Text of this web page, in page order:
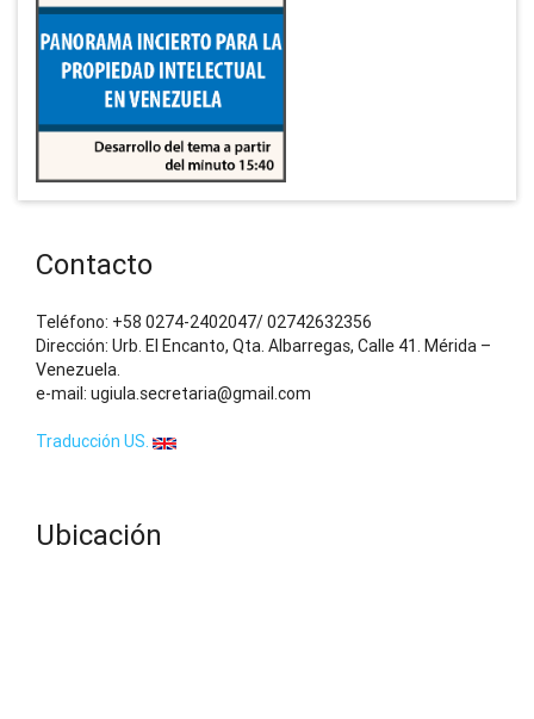
Contacto
Teléfono: +58 0274-2402047/ 02742632356
Dirección: Urb. El Encanto, Qta. Albarregas, Calle 41. Mérida –
Venezuela.
e-mail: ugiula.secretaria@gmail.com
Traducción US.
Ubicación